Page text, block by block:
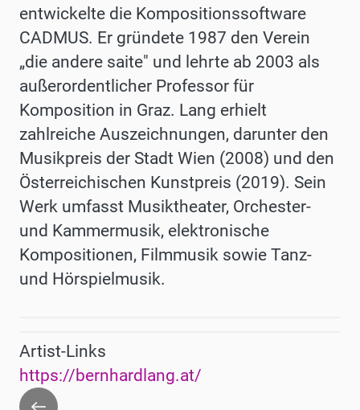
entwickelte die Kompositionssoftware
CADMUS. Er gründete 1987 den Verein
„die andere saite" und lehrte ab 2003 als
außerordentlicher Professor für
Komposition in Graz. Lang erhielt
zahlreiche Auszeichnungen, darunter den
Musikpreis der Stadt Wien (2008) und den
Österreichischen Kunstpreis (2019). Sein
Werk umfasst Musiktheater, Orchester-
und Kammermusik, elektronische
Kompositionen, Filmmusik sowie Tanz-
und Hörspielmusik.
Artist-Links
https://bernhardlang.at/
Zurück